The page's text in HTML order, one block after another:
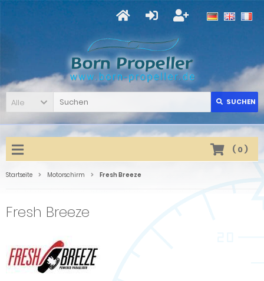
Alle SUCHEN
( 0)
Startseite Motorschirm Fresh Breeze
Fresh Breeze